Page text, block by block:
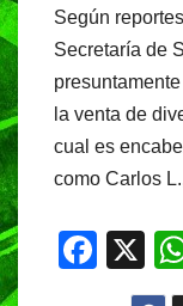
Según
Secretaría de
la venta de
cual es
como Carlos
F
X